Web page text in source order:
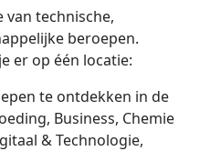
technische,
beroepen.
er op één locatie:
te ontdekken in de
Business, Chemie
& Technologie,